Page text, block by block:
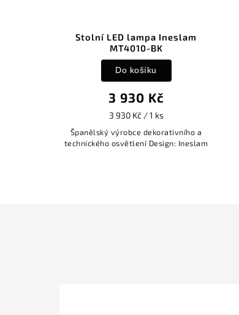
Stolní LED lampa Ineslam
MT4010-BK
3 930 Kč
3 930 Kč / 1 ks
Do košíku
Španělský výrobce dekorativního a
technického osvětlení Design: Ineslam